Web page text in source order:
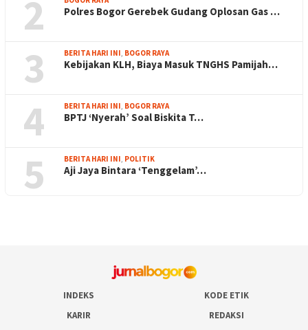
2 Polres Bogor Gerebek Gudang Oplosan Gas …
3 BERITA HARI INI, BOGOR RAYA
Kebijakan KLH, Biaya Masuk TNGHS Pamijah…
4 BERITA HARI INI, BOGOR RAYA
BPTJ ‘Nyerah’ Soal Biskita T…
5 BERITA HARI INI, POLITIK
Aji Jaya Bintara ‘Tenggelam’…
INDEKS
KODE ETIK
KARIR
REDAKSI